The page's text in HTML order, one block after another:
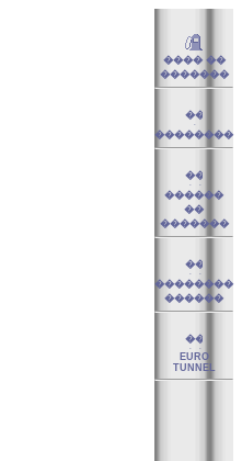
���� ��
�������
��������
������
��
�������
��������
������
EURO
TUNNEL